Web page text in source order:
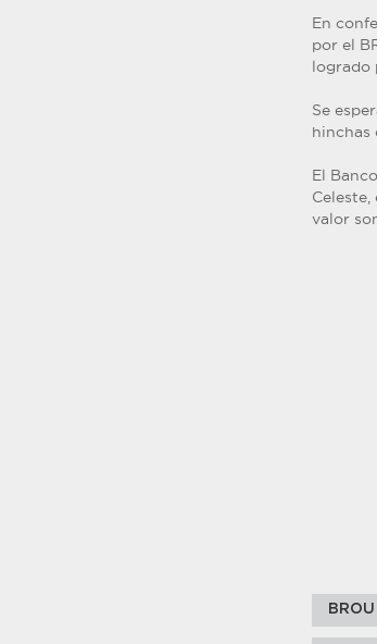
En
por el
logrado
Se
hinchas
El
valor